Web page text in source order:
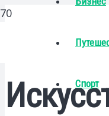
Спорт